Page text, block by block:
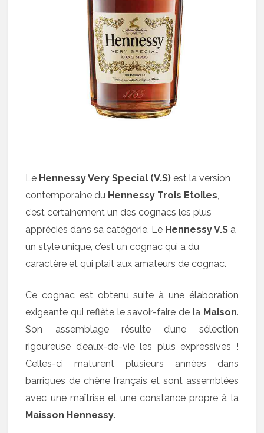
Le Hennessy Very Special (V.S) est la version
contemporaine du Hennessy Trois Etoiles
c’est certainement un des cognacs les plus
apprécies dans sa catégorie. Le Hennessy V.S a
un style unique, c’est un cognac qui a du
caractère et qui plait aux amateurs de cognac.
Ce cognac est obtenu suite à une élaboration
exigeante qui reflète le savoir-faire de la Maison.
Son assemblage résulte d’une sélection
rigoureuse d’eaux-de-vie les plus expressives !
Celles-ci maturent plusieurs années dans
barriques de chêne français et sont assemblées
avec une maîtrise et une constance propre à la
Maisson Hennessy.